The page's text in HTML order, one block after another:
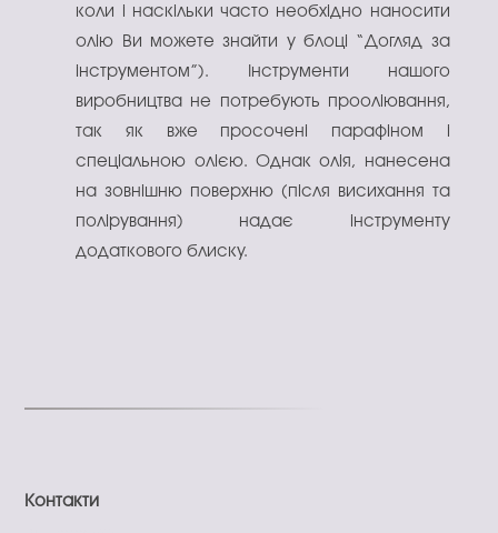
коли і наскільки часто необхідно наносити
олію Ви можете знайти у блоці “Догляд за
інструментом”). Інструменти нашого
виробництва не потребують прооліювання,
так як вже просочені парафіном і
спеціальною олією. Однак олія, нанесена
на зовнішню поверхню (після висихання та
полірування) надає інструменту
додаткового блиску.
Контакти